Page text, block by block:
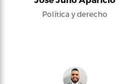
Política y derecho